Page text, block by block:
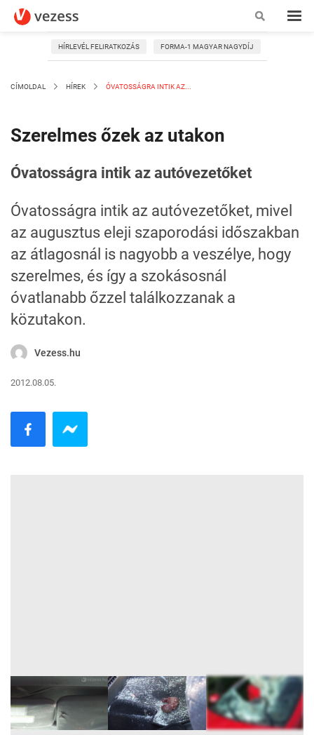
HÍRLEVÉL FELIRATKOZÁS FORMA-1 MAGYAR NAGYDÍJ
CÍMOLDAL HÍREK ÓVATOSSÁGRA INTIK AZ...
Szerelmes őzek az utakon
Óvatosságra intik az autóvezetőket
Óvatosságra intik az autóvezetőket, mivel
az augusztus eleji szaporodási időszakban
az átlagosnál is nagyobb a veszélye, hogy
szerelmes, és így a szokásosnál
óvatlanabb őzzel találkozzanak a
közutakon.
Vezess.hu
2012.08.05.